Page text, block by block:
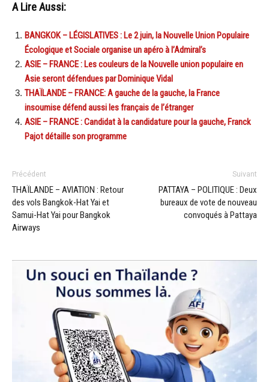
A Lire Aussi:
BANGKOK – LÉGISLATIVES : Le 2 juin, la Nouvelle Union Populaire
Écologique et Sociale organise un apéro à l’Admiral’s
ASIE – FRANCE : Les couleurs de la Nouvelle union populaire en
Asie seront défendues par Dominique Vidal
THAÏLANDE – FRANCE: A gauche de la gauche, la France
insoumise défend aussi les français de l’étranger
ASIE – FRANCE : Candidat à la candidature pour la gauche, Franck
Pajot détaille son programme
Précédent
THAÏLANDE – AVIATION : Retour
des vols Bangkok-Hat Yai et
Samui-Hat Yai pour Bangkok
Airways
Suivant
PATTAYA – POLITIQUE : Deux
bureaux de vote de nouveau
convoqués à Pattaya